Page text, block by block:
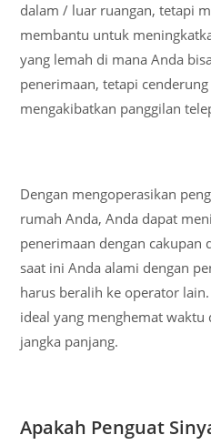
dalam / luar ruangan, tetapi
membantu untuk
yang lemah di mana Anda
penerimaan, tetapi
mengakibatkan panggilan
Dengan mengoperasikan
rumah Anda, Anda dapat
penerimaan dengan cakupan
saat ini Anda alami dengan
harus beralih ke operator
ideal yang menghemat waktu
jangka panjang.
Apakah Penguat